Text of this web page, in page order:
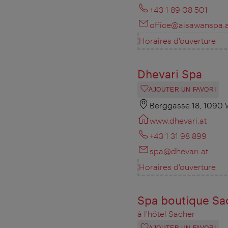
+43 1 89 08 501
Horaires d'ouverture
Dhevari Spa
AJOUTER UN FAVORI
Berggasse 18, 1090
www.dhevari.at
+43 1 31 98 899
spa@dhevari.at
Horaires d'ouverture
Spa boutique
à l'hôtel Sacher